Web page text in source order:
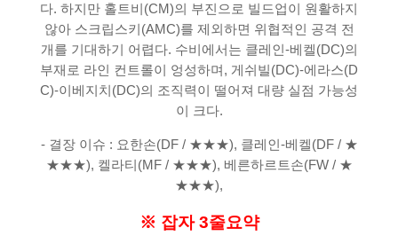
다. 하지만 홀트비(CM)의 부진으로 빌드업이 원활하지
않아 스크립스키(AMC)를 제외하면 위협적인 공격 전
개를 기대하기 어렵다. 수비에서는 클레인-베켈(DC)의
부재로 라인 컨트롤이 엉성하며, 게쉬빌(DC)-에라스(D
C)-이베지치(DC)의 조직력이 떨어져 대량 실점 가능성
이 크다.
- 결장 이슈 : 요한손(DF / ★★★), 클레인-베켈(DF / ★
★★★), 켈라티(MF / ★★★), 베른하르트손(FW / ★
★★★),
※ 잡자 3줄요약